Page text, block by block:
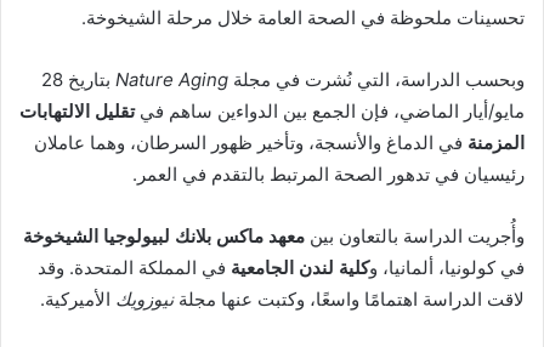
تحسينات ملحوظة في الصحة العامة خلال مرحلة الشيخوخة.
وبحسب الدراسة، التي نُشرت في مجلة Nature Aging
بتاريخ 28
مايو/أيار الماضي، فإن الجمع بين الدواءين ساهم فيتقليل الالتهابات
المزمنة في الدماغ والأنسجة، وتأخير ظهور السرطان، وهما عاملان
رئيسيان في تدهور الصحة المرتبط بالتقدم في العمر.
وأُجريت الدراسة بالتعاون بين معهد ماكس بلانك لبيولوجيا الشيخوخة
في كولونيا، ألمانيا، وكلية لندن الجامعية في المملكة المتحدة. وقد
لاقت الدراسة اهتمامًا واسعًا، وكتبت عنها مجلةنيوزويك الأميركية.